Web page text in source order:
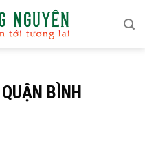
BÌNH